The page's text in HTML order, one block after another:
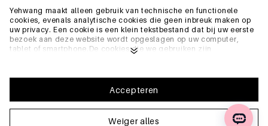
Yehwang maakt alleen gebruik van technische en functionele
cookies, evenals analytische cookies die geen inbreuk maken op
uw privacy. Een cookie is een klein tekstbestand dat bij uw eerste
bezoek aan deze website wordt opgeslagen op uw computer,
tablet of smartphone.De cookies die we gebruiken zijn
functioneert en bijvoorbeeld uw voorkeursinstellingen onthoudt.
Ze stellen ons ook in staat om onze website te optimaliseren.Om
ervoor te zorgen dat u een goede browse- en winkelervaring heeft
verzameling en het gebruik van cookies. U kunt zich afmelden
Weiger alles
Accepteren
SCHRIJF ME IN
INFO